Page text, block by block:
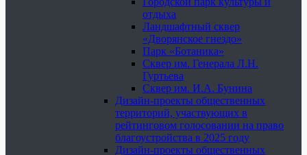
отдыха
Ландшафтный сквер
«Дворянское гнездо»
Парк «Ботаника»
Сквер им. Генерала Л.Н.
Гуртьева
Сквер им. И.А. Бунина
Дизайн-проекты общественных
территорий, участвующих в
рейтинговом голосовании на право
благоустройства в 2025 году
Дизайн-проекты общественных